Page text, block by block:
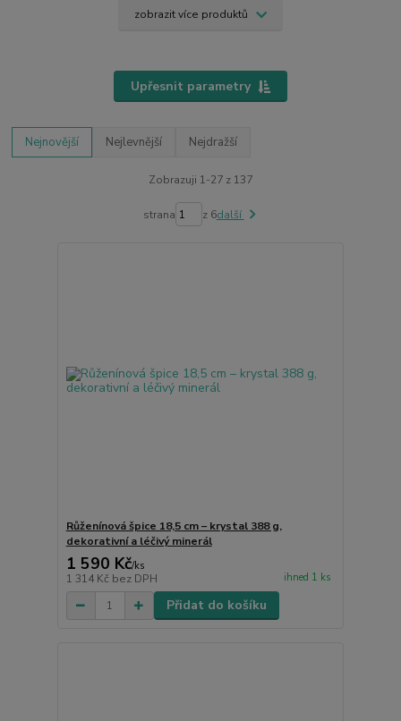
zobrazit více produktů
Upřesnit parametry
Nejnovější Nejlevnější Nejdražší
Zobrazuji 1-27 z 137
strana z 6další
Růženínová špice 18,5 cm – krystal 388 g,
dekorativní a léčivý minerál
1 590 Kč/ks
1 314 Kč bez DPH ihned 1 ks
Přidat do košíku